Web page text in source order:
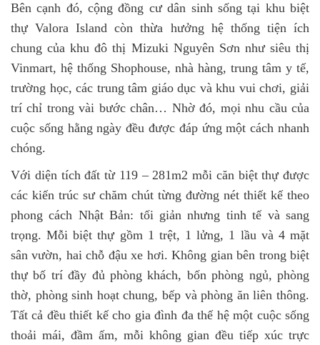
Bên cạnh đó, cộng đồng cư dân sinh sống tại khu biệt
thự Valora Island còn thừa hưởng hệ thống tiện ích
chung của khu đô thị Mizuki Nguyên Sơn như siêu thị
Vinmart, hệ thống Shophouse, nhà hàng, trung tâm y tế,
trường học, các trung tâm giáo dục và khu vui chơi, giải
trí chỉ trong vài bước chân… Nhờ đó, mọi nhu cầu của
cuộc sống hằng ngày đều được đáp ứng một cách nhanh
chóng.
Với diện tích đất từ 119 – 281m2 mỗi căn biệt thự được
các kiến trúc sư chăm chút từng đường nét thiết kế theo
phong cách Nhật Bản: tối giản nhưng tinh tế và sang
trọng. Mỗi biệt thự gồm 1 trệt, 1 lửng, 1 lầu và 4 mặt
sân vườn, hai chỗ đậu xe hơi. Không gian bên trong biệt
thự bố trí đầy đủ phòng khách, bốn phòng ngủ, phòng
thờ, phòng sinh hoạt chung, bếp và phòng ăn liên thông.
Tất cả đều thiết kế cho gia đình đa thế hệ một cuộc sống
thoải mái, đầm ấm, mỗi không gian đều tiếp xúc trực